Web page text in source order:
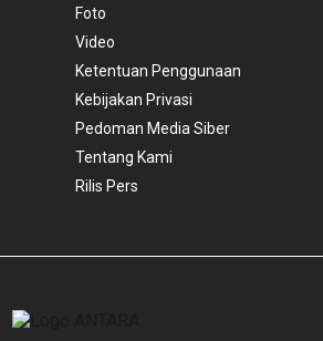
Foto
Video
Ketentuan Penggunaan
Kebijakan Privasi
Pedoman Media Siber
Tentang Kami
Rilis Pers